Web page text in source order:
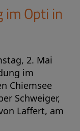
Opti in
2. Mai
im
Chiemsee
Schweiger,
Laffert, am